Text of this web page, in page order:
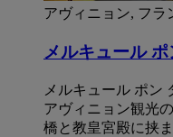
アヴィニョン, フラ
メルキュール
メルキュール ポン
アヴィニョン観光
橋と教皇宮殿に挟